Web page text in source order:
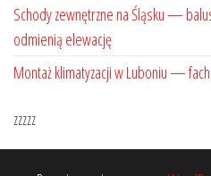
Schody zewnętrzne na Śląsku —
odmienią elewację
Montaż klimatyzacji w Luboniu —
zzzzz